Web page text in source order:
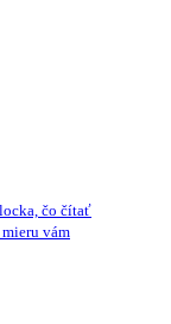
čo čítať
vám